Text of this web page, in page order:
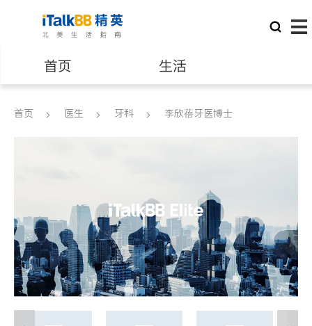
首页 生活
医生 律师
养老 非盈利组织
首页 医生 牙科 李欣蓓牙医博士